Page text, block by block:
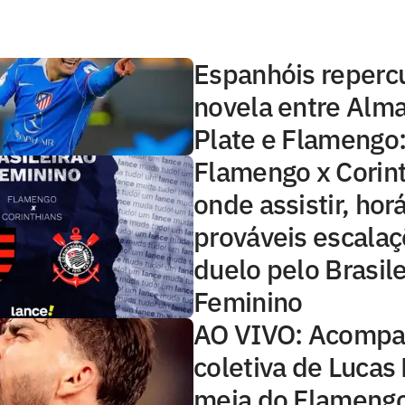
Espanhóis
novela entre
Plate e
Flamengo x
onde assistir,
prováveis
duelo pelo
Feminino
AO VIVO:
coletiva de Lucas